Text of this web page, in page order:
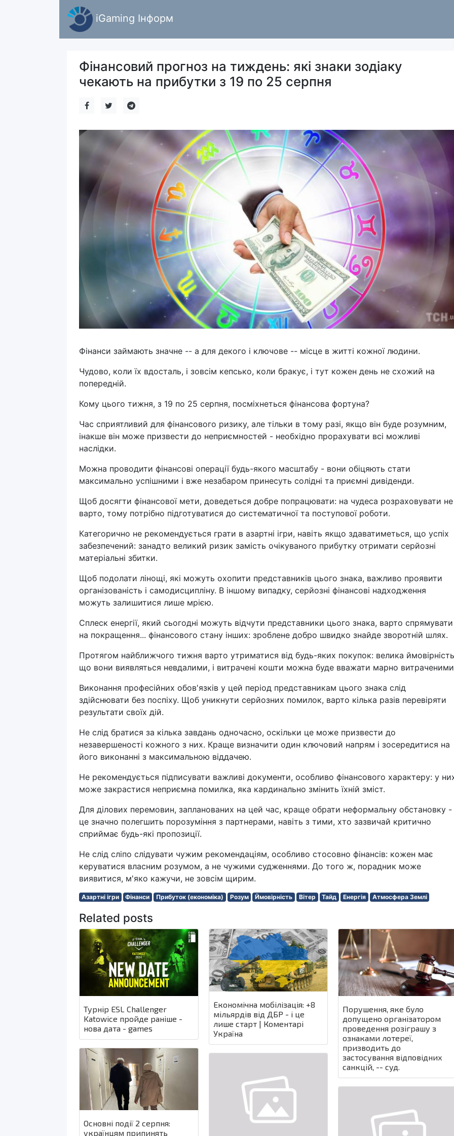
iGaming Інформ
Фінансовий прогноз на тиждень: які знаки зодіаку
чекають на прибутки з 19 по 25 серпня
Фінанси займають значне -- а для декого і ключове -- місце в житті кожної людини.
Чудово, коли їх вдосталь, і зовсім кепсько, коли бракує, і тут кожен день не схожий на
попередній.
Кому цього тижня, з 19 по 25 серпня, посміхнеться фінансова фортуна?
Час сприятливий для фінансового ризику, але тільки в тому разі, якщо він буде розумним,
інакше він може призвести до неприємностей - необхідно прорахувати всі можливі
наслідки.
Можна проводити фінансові операції будь-якого масштабу - вони обіцяють стати
максимально успішними і вже незабаром принесуть солідні та приємні дивіденди.
Щоб досягти фінансової мети, доведеться добре попрацювати: на чудеса розраховувати не
варто, тому потрібно підготуватися до систематичної та поступової роботи.
Категорично не рекомендується грати в азартні ігри, навіть якщо здаватиметься, що успіх
забезпечений: занадто великий ризик замість очікуваного прибутку отримати серйозні
матеріальні збитки.
Щоб подолати лінощі, які можуть охопити представників цього знака, важливо проявити
організованість і самодисципліну. В іншому випадку, серйозні фінансові надходження
можуть залишитися лише мрією.
Сплеск енергії, який сьогодні можуть відчути представники цього знака, варто спрямувати
на покращення... фінансового стану інших: зроблене добро швидко знайде зворотній шлях.
Протягом найближчого тижня варто утриматися від будь-яких покупок: велика
що вони виявляться невдалими, і витрачені кошти можна буде вважати марно
Виконання професійних обов'язків у цей період представникам цього знака слід
здійснювати без поспіху. Щоб уникнути серйозних помилок, варто кілька разів перевіряти
результати своїх дій.
Не слід братися за кілька завдань одночасно, оскільки це може призвести до
незавершеності кожного з них. Краще визначити один ключовий напрям і зосередитися на
його виконанні з максимальною віддачею.
Не рекомендується підписувати важливі документи, особливо фінансового характеру: у
може закрастися неприємна помилка, яка кардинально змінить їхній зміст.
Для ділових перемовин, запланованих на цей час, краще обрати неформальну обстановку -
це значно полегшить порозуміння з партнерами, навіть з тими, хто зазвичай критично
сприймає будь-які пропозиції.
Не слід сліпо слідувати чужим рекомендаціям, особливо стосовно фінансів: кожен має
керуватися власним розумом, а не чужими судженнями. До того ж, порадник може
виявитися, м'яко кажучи, не зовсім щирим.
Азартні ігри Фінанси Прибуток (економіка) Розум Ймовірність Вітер Тайд Енергія Атмосфера Землі
Related posts
Турнір ESL Challenger
Katowice пройде раніше -
нова дата - games
Основні події 2 серпня:
українцям припинять
Економічна мобілізація: +8
мільярдів від ДБР - і це
лише старт | Коментарі
Україна
Порушення, яке було
допущено організатором
проведення розіграшу з
ознаками лотереї,
призводить до
застосування відповідних
санкцій, -- суд.